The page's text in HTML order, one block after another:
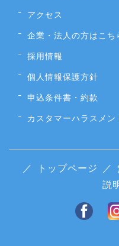
アクセス
企業・法人の方はこち
採用情報
個人情報保護方針
申込条件書・約款
カスタマーハラスメ
／ トップページ ／
説